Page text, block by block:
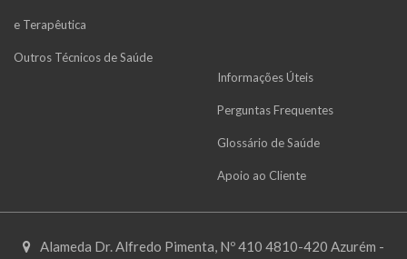
e Terapêutica
Outros Técnicos de Saúde
Informações Úteis
Perguntas Frequentes
Glossário de Saúde
Apoio ao Cliente
Alameda Dr. Alfredo Pimenta, Nº 410 4810-420 Azurém -